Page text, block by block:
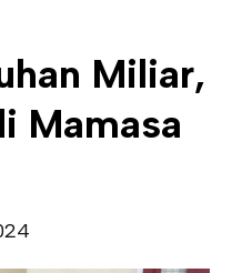
melalui Aplikasi SAPO
Absen, APPK Mamuju
Kasus Tambang Emas Ilegal
Miliar,
Mamasa